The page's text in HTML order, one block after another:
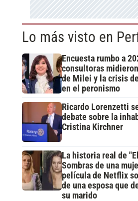
Lo más visto en
Encuesta rumbo a
consultoras
de Milei y la crisis
en el peronismo
Ricardo Lorenzetti
debate sobre la
Cristina Kirchner
La historia real de
Sombras de una
película de Netflix
de una esposa que
su marido